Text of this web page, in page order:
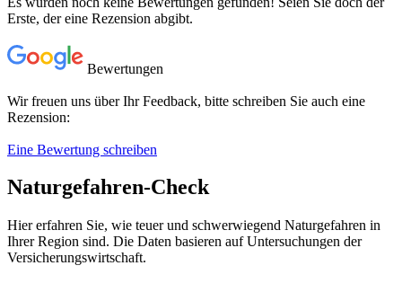
Erste, der eine Rezension abgibt.
Bewertungen
Wir freuen uns über Ihr Feedback, bitte schreiben Sie auch eine
Rezension:
Eine Bewertung schreiben
Naturgefahren-Check
Hier erfahren Sie, wie teuer und schwerwiegend Naturgefahren in
Ihrer Region sind. Die Daten basieren auf Untersuchungen der
Versicherungswirtschaft.